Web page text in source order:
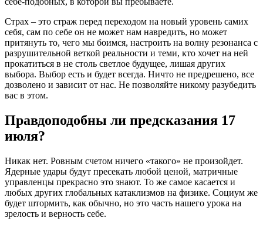
Страх – это страж перед переходом на новый уровень самих
себя, сам по себе он не может нам навредить, но может
притянуть то, чего мы боимся, настроить на волну резонанса с
разрушительной веткой реальности и теми, кто хочет на ней
прокатиться в не столь светлое будущее, лишая других
выбора. Выбор есть и будет всегда. Ничто не предрешено, все
дозволено и зависит от нас. Не позволяйте никому разубедить
вас в этом.
Правдоподобны ли предсказания 17
июля?
Никак нет. Ровным счетом ничего «такого» не произойдет.
Ядерные удары будут пресекать любой ценой, матричные
управленцы прекрасно это знают. То же самое касается и
любых других глобальных катаклизмов на физике. Социум же
будет штормить, как обычно, но это часть нашего урока на
зрелость и верность себе.